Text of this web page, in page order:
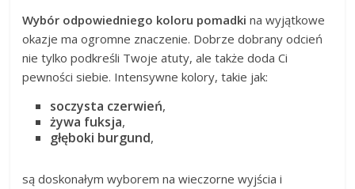
Wybór odpowiedniego koloru pomadki na wyjątkowe
okazje ma ogromne znaczenie. Dobrze dobrany odcień
nie tylko podkreśli Twoje atuty, ale także doda Ci
pewności siebie. Intensywne kolory, takie jak:
soczysta czerwień,
żywa fuksja,
głęboki burgund,
są doskonałym wyborem na wieczorne wyjścia i